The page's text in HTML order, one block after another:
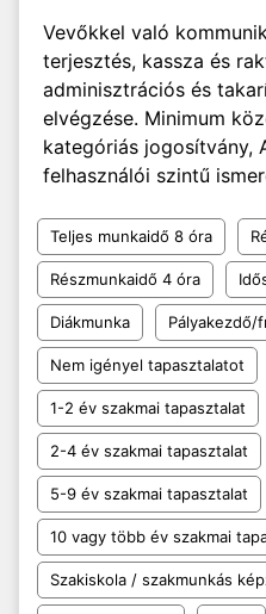
Vevőkkel való
terjesztés, kassza és
adminisztrációs és
elvégzése. Minimum
kategóriás jogosítvány,
felhasználói szintű
Teljes munkaidő 8 óra
Részmunkaidő 4 óra
Diákmunka Pályakezdő/
Nem igényel tapasztalatot
1-2 év szakmai tapasztalat
2-4 év szakmai tapasztalat
5-9 év szakmai tapasztalat
10 vagy több év szakmai
Szakiskola / szakmunkás